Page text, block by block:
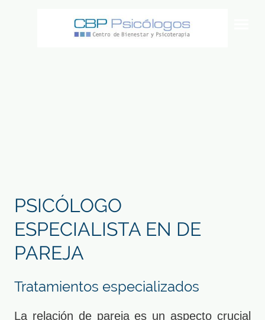
PSICÓLOGO
ESPECIALISTA EN DE
PAREJA
Tratamientos especializados
La relación de pareja es un aspecto crucial